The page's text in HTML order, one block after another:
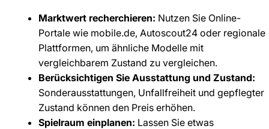
Marktwert recherchieren: Nutzen Sie Online-
Portale wie mobile.de, Autoscout24 oder regionale
Plattformen, um ähnliche Modelle mit
vergleichbarem Zustand zu vergleichen.
Berücksichtigen Sie Ausstattung und Zustand:
Sonderausstattungen, Unfallfreiheit und gepflegter
Zustand können den Preis erhöhen.
Spielraum einplanen: Lassen Sie etwas